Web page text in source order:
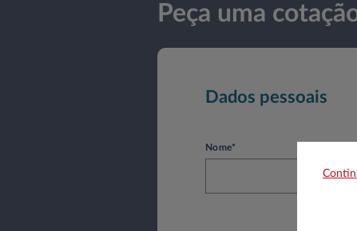
Peça uma
Dados pessoais
Nome*